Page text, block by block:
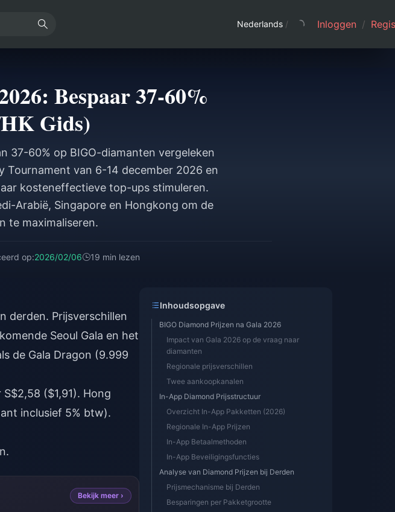
Nederlands / Inloggen /
Bespaar 37-60%
Gids)
37-60% op BIGO-diamanten vergeleken
Tournament van 6-14 december 2026 en
kosteneffectieve top-ups stimuleren.
Arabië, Singapore en Hongkong om de
te maximaliseren.
op:2026/02/06 19 min lezen
derden. Prijsverschillen
Seoul Gala en het
de Gala Dragon (9.999
($1,91). Hong
inclusief 5% btw).
Bekijk meer ›
Inhoudsopgave
BIGO Diamond Prijzen na Gala 2026
Impact van Gala 2026 op de vraag naar
diamanten
Regionale prijsverschillen
Twee aankoopkanalen
In-App Diamond Prijsstructuur
Overzicht In-App Pakketten (2026)
Regionale In-App Prijzen
In-App Betaalmethoden
In-App Beveiligingsfuncties
Analyse van Diamond Prijzen bij Derden
Prijsmechanisme bij Derden
Besparingen per Pakketgrootte